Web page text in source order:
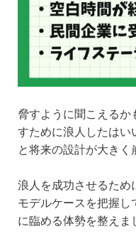
脅すように聞こえるか
すために浪人したはい
と将来の設計が大きく
浪人を成功させるため
モデルケースを把握し
に臨める体勢を整えま